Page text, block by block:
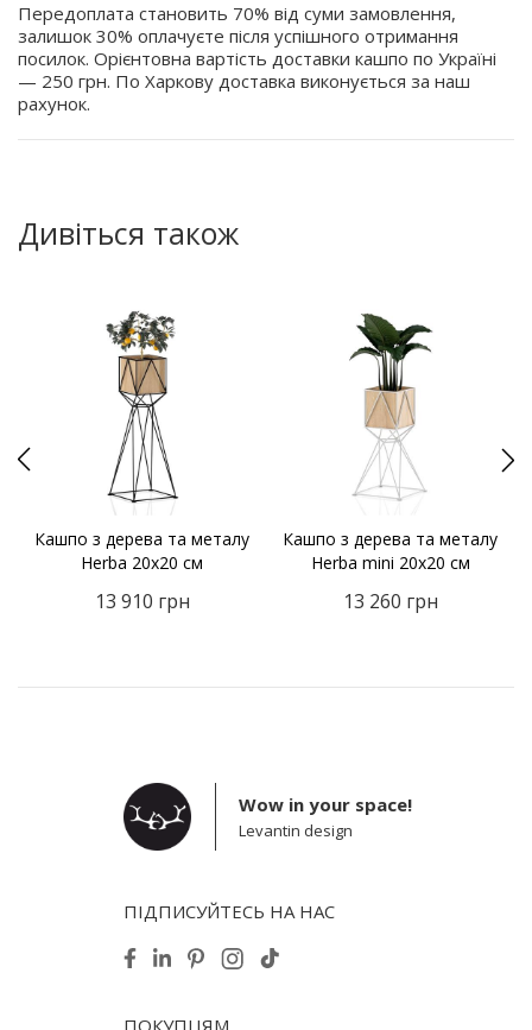
Передоплата становить 70% від суми замовлення,
залишок 30% оплачуєте після успішного отримання
посилок. Орієнтовна вартість доставки кашпо по Україні
— 250 грн. По Харкову доставка виконується за наш
рахунок.
Дивіться також
Кашпо з дерева та металу
Herba 20х20 см
13 910 грн
Кашпо з дерева та металу
Herba mini 20х20 см
13 260 грн
Wow in your space!
Levantin design
ПІДПИСУЙТЕСЬ НА НАС
ПОКУПЦЯМ